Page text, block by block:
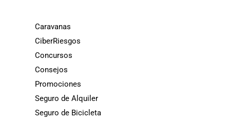
Caravanas
CiberRiesgos
Concursos
Consejos
Promociones
Seguro de Alquiler
Seguro de Bicicleta